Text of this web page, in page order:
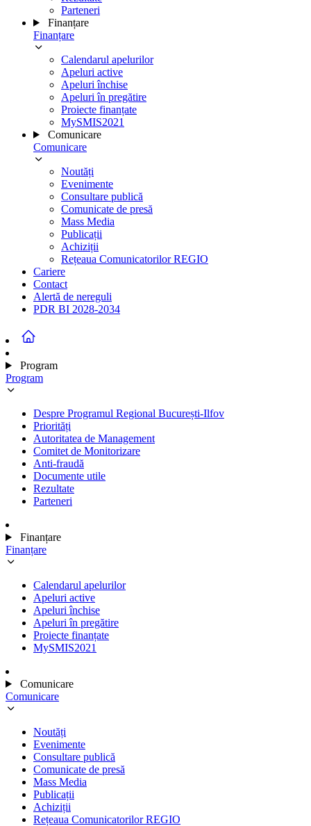
Parteneri
Finanțare
Finanțare
Calendarul apelurilor
Apeluri active
Apeluri închise
Apeluri în pregătire
Proiecte finanțate
MySMIS2021
Comunicare
Comunicare
Noutăți
Evenimente
Consultare publică
Comunicate de presă
Mass Media
Publicații
Achiziții
Rețeaua Comunicatorilor REGIO
Cariere
Contact
Alertă de nereguli
PDR BI 2028-2034
Program
Program
Despre Programul Regional București-Ilfov
Priorități
Autoritatea de Management
Comitet de Monitorizare
Anti-fraudă
Documente utile
Rezultate
Parteneri
Finanțare
Finanțare
Calendarul apelurilor
Apeluri active
Apeluri închise
Apeluri în pregătire
Proiecte finanțate
MySMIS2021
Comunicare
Comunicare
Noutăți
Evenimente
Consultare publică
Comunicate de presă
Mass Media
Publicații
Achiziții
Rețeaua Comunicatorilor REGIO